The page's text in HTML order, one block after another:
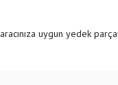
aracınıza uygun yedek